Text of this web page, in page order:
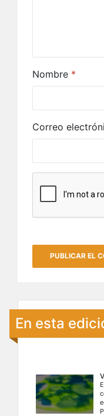
Nombre *
Correo
En esta